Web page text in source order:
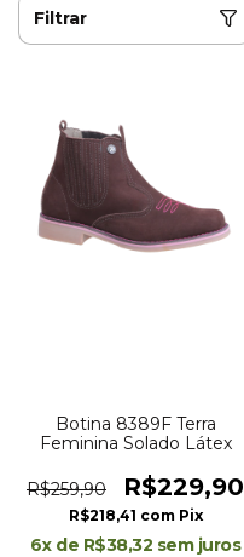
Filtrar
Botina 8389F Terra
Feminina Solado Látex
R$259,90 R$229,90
R$218,41 com Pix
6x de R$38,32 sem juros